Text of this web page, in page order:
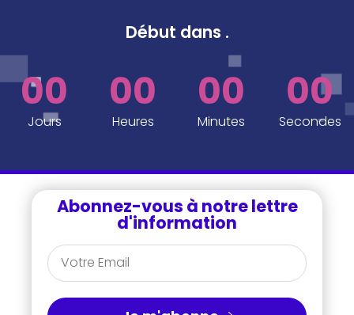
Début dans .
00
Jours
00
Heures
00
Minutes
00
Secondes
Abonnez-vous à notre lettre
d'information